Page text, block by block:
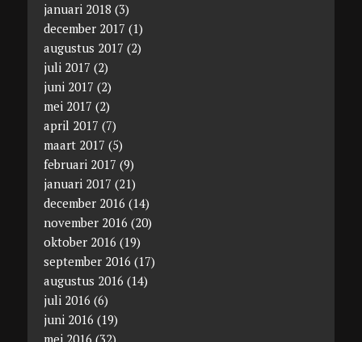
januari 2018 (3)
december 2017 (1)
augustus 2017 (2)
juli 2017 (2)
juni 2017 (2)
mei 2017 (2)
april 2017 (7)
maart 2017 (5)
februari 2017 (9)
januari 2017 (21)
december 2016 (14)
november 2016 (20)
oktober 2016 (19)
september 2016 (17)
augustus 2016 (14)
juli 2016 (6)
juni 2016 (19)